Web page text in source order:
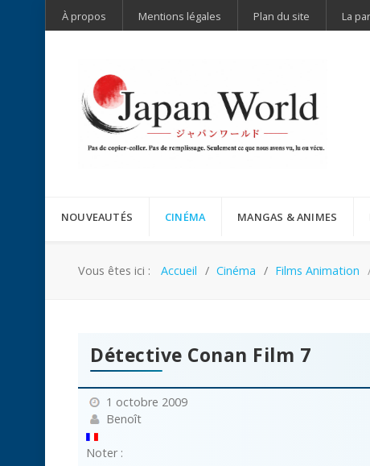
À propos Mentions légales Plan du site La
NOUVEAUTÉS CINÉMA MANGAS & ANIMES
Vous êtes ici : Accueil Cinéma Films Animation
Détective Conan Film 7
1 octobre 2009
Benoît
Noter :